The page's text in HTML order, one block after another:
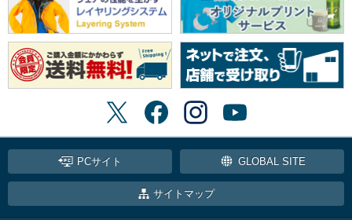
PCサイト GLOBAL SITE
サイトマップ